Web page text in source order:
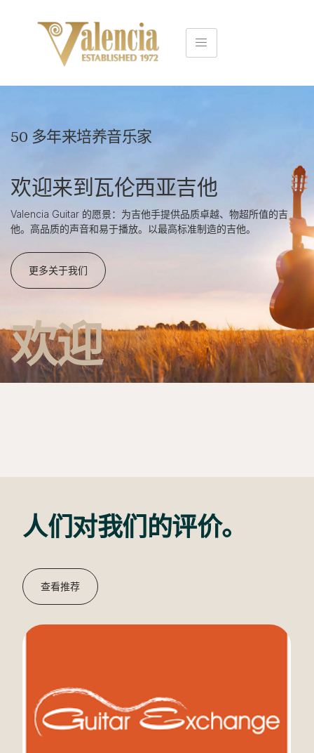
50 多年来培养音乐家
欢迎来到瓦伦西亚吉他
Valencia Guitar 的愿景：为吉他手提供品质卓越、物超所值的吉
他。高品质的声音和易于播放。以最高标准制造的吉他。
更多关于我们
欢迎
人们对我们的评价。
查看推荐